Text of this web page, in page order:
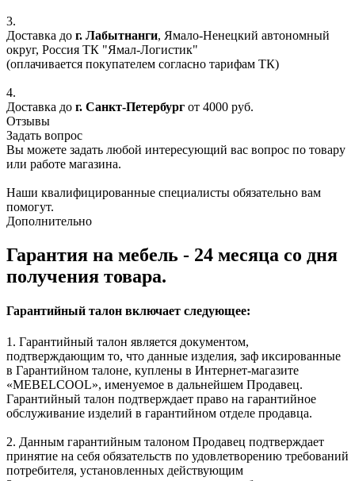
3.
Доставка до г. Лабытнанги, Ямало-Ненецкий автономный
округ, Россия ТК "Ямал-Логистик"
(оплачивается покупателем согласно тарифам ТК)
4.
Доставка до г. Санкт-Петербург от 4000 руб.
Отзывы
Задать вопрос
Вы можете задать любой интересующий вас вопрос по товару
или работе магазина.
Наши квалифицированные специалисты обязательно вам
помогут.
Дополнительно
Гарантия на мебель - 24 месяца со дня
получения товара.
Гарантийный талон включает следующее:
1. Гарантийный талон является документом,
подтверждающим то, что данные изделия, заф иксированные
в Гарантийном талоне, куплены в Интернет-магазите
«MEBELCOOL», именуемое в дальнейшем Продавец.
Гарантийный талон подтверждает право на гарантийное
обслуживание изделий в гарантийном отделе продавца.
2. Данным гарантийным талоном Продавец подтверждает
принятие на себя обязательств по удовлетворению требований
потребителя, установленных действующим